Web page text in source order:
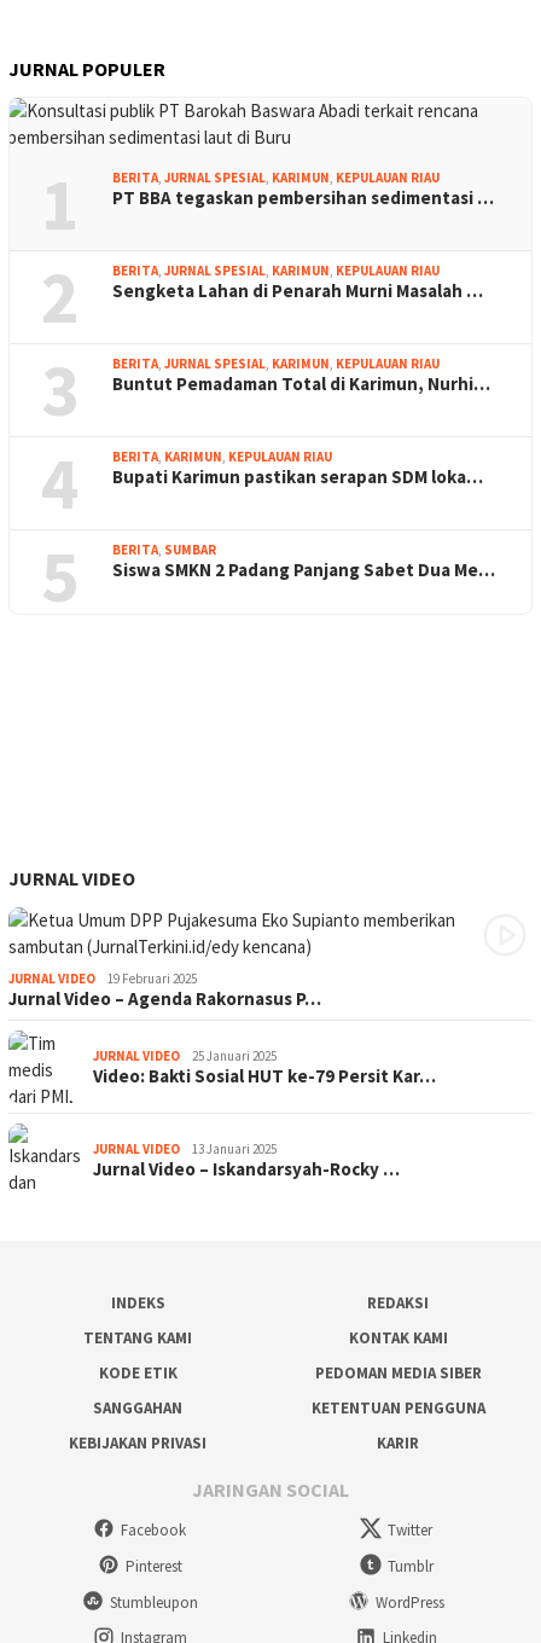
JURNAL POPULER
1 BERITA, JURNAL SPESIAL, KARIMUN, KEPULAUAN RIAU
PT BBA tegaskan pembersihan sedimentasi …
2 BERITA, JURNAL SPESIAL, KARIMUN, KEPULAUAN RIAU
Sengketa Lahan di Penarah Murni Masalah …
3 BERITA, JURNAL SPESIAL, KARIMUN, KEPULAUAN RIAU
Buntut Pemadaman Total di Karimun, Nurhi…
4 BERITA, KARIMUN, KEPULAUAN RIAU
Bupati Karimun pastikan serapan SDM loka…
5 BERITA, SUMBAR
Siswa SMKN 2 Padang Panjang Sabet Dua Me…
JURNAL VIDEO
JURNAL VIDEO 19 Februari 2025
Jurnal Video – Agenda Rakornasus P…
JURNAL VIDEO 25 Januari 2025
Video: Bakti Sosial HUT ke-79 Persit Kar…
JURNAL VIDEO 13 Januari 2025
Jurnal Video – Iskandarsyah-Rocky …
INDEKS
REDAKSI
TENTANG KAMI
KONTAK KAMI
KODE ETIK
PEDOMAN MEDIA SIBER
SANGGAHAN
KETENTUAN PENGGUNA
KEBIJAKAN PRIVASI
KARIR
JARINGAN SOCIAL
Facebook
Twitter
Pinterest
Tumblr
Stumbleupon
WordPress
Instagram
Linkedin